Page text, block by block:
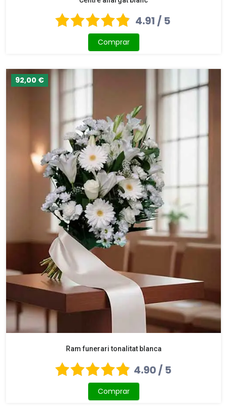
4.91 / 5
Comprar
92,00 €
Ram funerari tonalitat blanca
4.90 / 5
Comprar